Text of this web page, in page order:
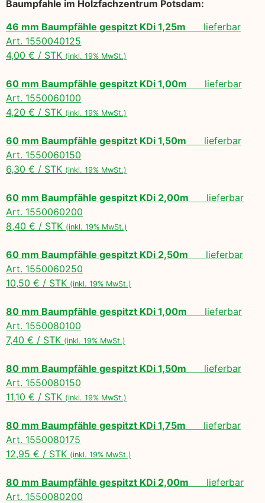
Baumpfahle im Holzfachzentrum Potsdam:
46 mm Baumpfähle gespitzt KDi 1,25m lieferbar
Art. 1550040125
4,00 € / STK (inkl. 19% MwSt.)
60 mm Baumpfähle gespitzt KDi 1,00m lieferbar
Art. 1550060100
4,20 € / STK (inkl. 19% MwSt.)
60 mm Baumpfähle gespitzt KDi 1,50m lieferbar
Art. 1550060150
6,30 € / STK (inkl. 19% MwSt.)
60 mm Baumpfähle gespitzt KDi 2,00m lieferbar
Art. 1550060200
8,40 € / STK (inkl. 19% MwSt.)
60 mm Baumpfähle gespitzt KDi 2,50m lieferbar
Art. 1550060250
10,50 € / STK (inkl. 19% MwSt.)
80 mm Baumpfähle gespitzt KDi 1,00m lieferbar
Art. 1550080100
7,40 € / STK (inkl. 19% MwSt.)
80 mm Baumpfähle gespitzt KDi 1,50m lieferbar
Art. 1550080150
11,10 € / STK (inkl. 19% MwSt.)
80 mm Baumpfähle gespitzt KDi 1,75m lieferbar
Art. 1550080175
12,95 € / STK (inkl. 19% MwSt.)
80 mm Baumpfähle gespitzt KDi 2,00m lieferbar
Art. 1550080200